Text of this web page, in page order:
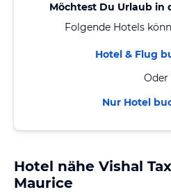
Möchtest Du Urlaub in
Folgende Hotels
Hotel & Flug
Oder
Nur Hotel
Hotel nähe Vishal
Maurice